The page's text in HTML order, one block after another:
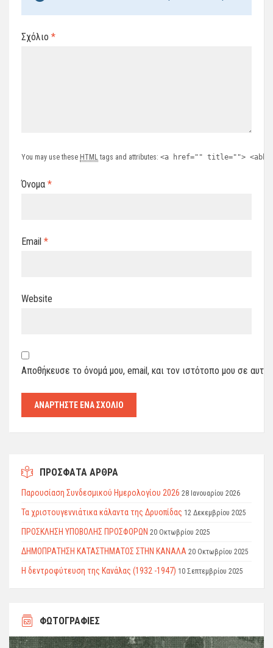
Σχόλιο *
You may use these HTML tags and attributes: <a href="" title=""> <abbr
Όνομα *
Email *
Website
Αποθήκευσε το όνομά μου, email, και τον ιστότοπο μου σε
ΠΡΟΣΦΑΤΑ ΑΡΘΡΑ
Παρουσίαση Συνδεσμικού Ημερολογίου 2026 28 Ιανουαρίου 2026
Τα χριστουγεννιάτικα κάλαντα της Δρυοπίδας 12 Δεκεμβρίου 2025
ΠΡΟΣΚΛΗΣΗ ΥΠΟΒΟΛΗΣ ΠΡΟΣΦΟΡΩΝ 20 Οκτωβρίου 2025
ΔΗΜΟΠΡΑΤΗΣΗ ΚΑΤΑΣΤΗΜΑΤΟΣ ΣΤΗΝ ΚΑΝΑΛΑ 20 Οκτωβρίου 2025
Η δεντροφύτευση της Κανάλας (1932 -1947) 10 Σεπτεμβρίου 2025
ΦΩΤΟΓΡΑΦΙΕΣ